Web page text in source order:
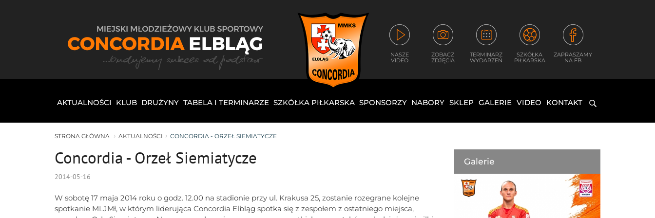
NASZE
VIDEO
ZOBACZ
ZDJĘCIA
TERMINARZ
WYDARZEŃ
SZKÓŁKA
PIŁKARSKA
ZAPRASZAMY
NA FB
AKTUALNOŚCI KLUB DRUŻYNY TABELA I TERMINARZE SZKÓŁKA PIŁKARSKA SPONSORZY NABORY SKLEP GALERIE VIDEO KONTAKT
STRONA GŁÓWNA AKTUALNOŚCI CONCORDIA - ORZEŁ SIEMIATYCZE
Concordia - Orzeł Siemiatycze
2014-05-16
W sobotę 17 maja 2014 roku o godz. 12.00 na stadionie przy ul. Krakusa 25, zostanie rozegrane kolejne
spotkanie MLJMł, w którym liderująca Concordia Elbląg spotka się z zespołem z ostatniego miejsca,
Galerie